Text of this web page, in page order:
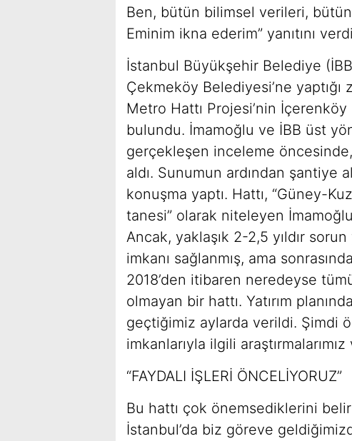
Ben, bütün bilimsel verileri,
Eminim ikna ederim” yanıtını
İstanbul Büyükşehir Belediye
Çekmeköy Belediyesi’ne
Metro Hattı Projesi’nin
bulundu. İmamoğlu ve İBB üst
gerçekleşen inceleme
aldı. Sunumun ardından şantiye
konuşma yaptı. Hattı, “Güney-
tanesi” olarak niteleyen
Ancak, yaklaşık 2-2,5 yıldır
imkanı sağlanmış, ama
2018’den itibaren neredeyse
olmayan bir hattı. Yatırım
geçtiğimiz aylarda verildi. Şimdi
imkanlarıyla ilgili araştırmalarımız
“FAYDALI İŞLERİ ÖNCELİYORUZ”
Bu hattı çok önemsediklerini
İstanbul’da biz göreve